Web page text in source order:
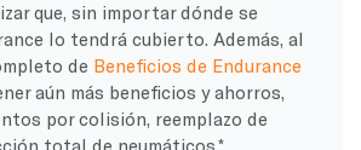
que, sin importar dónde se
lo tendrá cubierto. Además, al
de Beneficios de Endurance
aún más beneficios y ahorros,
por colisión, reemplazo de